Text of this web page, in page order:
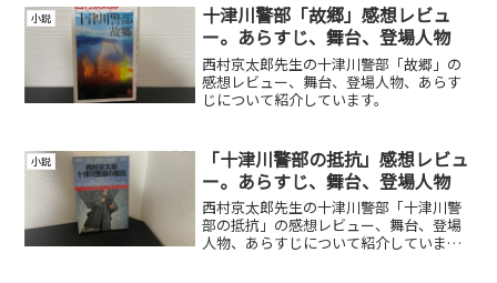
小説
十津川警部「故郷」感想レビュ
ー。あらすじ、舞台、登場人物
西村京太郎先生の十津川警部「故郷」の
感想レビュー、舞台、登場人物、あらす
じについて紹介しています。
小説
「十津川警部の抵抗」感想レビュ
ー。あらすじ、舞台、登場人物
西村京太郎先生の十津川警部「十津川警
部の抵抗」の感想レビュー、舞台、登場
人物、あらすじについて紹介していま